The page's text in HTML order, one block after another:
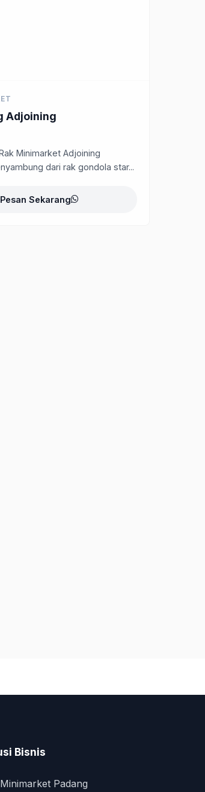
Adjoining
Minimarket Adjoining
dari rak gondola star...
Pesan Sekarang
Bisnis
Padang